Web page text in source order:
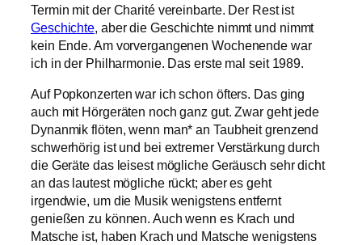
Termin mit der Charité vereinbarte. Der Rest ist
Geschichte, aber die Geschichte nimmt und nimmt
kein Ende. Am vorvergangenen Wochenende war
ich in der Philharmonie. Das erste mal seit 1989.
Auf Popkonzerten war ich schon öfters. Das ging
auch mit Hörgeräten noch ganz gut. Zwar geht jede
Dynanmik flöten, wenn man* an Taubheit grenzend
schwerhörig ist und bei extremer Verstärkung durch
die Geräte das leisest mögliche Geräusch sehr dicht
an das lautest mögliche rückt; aber es geht
irgendwie, um die Musik wenigstens entfernt
genießen zu können. Auch wenn es Krach und
Matsche ist, haben Krach und Matsche wenigstens